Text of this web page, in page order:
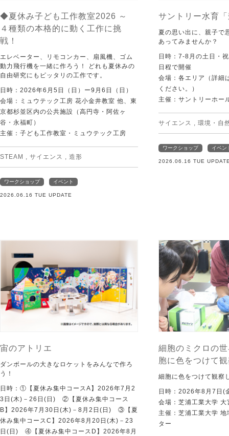
◆夏休み子ども工作教室2026 ～
４種類の本格的に動く工作に挑
戦！
エレベーター、リモコンカー、扇風機、ゴム
動力飛行機を一緒に作ろう！ どれも夏休みの
自由研究にもピッタリの工作です。
日時：2026年6月5日（日）ー9月6日（日）
会場：ミュウテック工房 花小金井教室 他、東
京都杉並区内の公共施設（高円寺・阿佐ヶ
谷・永福町）
主催：子ども工作教室・ミュウテック工房
STEAM , サイエンス , 造形
ワークショップ イベント
2026.06.16 TUE UPDATE
サントリー水育
夏の思い出に、親子で
あってみませんか？
日時：7-8月の土日・
日程で開催
会場：各エリア（詳細
ください。）
主催：サントリーホー
サイエンス , 環境・自
ワークショップ イベン
2026.06.16 TUE
宙のアトリエ
ダンボールの大きなロケットをみんなで作ろ
う！
日時：①【夏休み集中コースA】2026年7月2
3日(木)－26日(日) ②【夏休み集中コース
B】2026年7月30日(木)－8月2日(日) ③【夏
休み集中コースC】2026年8月20日(木)－23
日(日) ④【夏休み集中コースD】2026年8月
細胞のミクロの
胞に色をつけて
細胞に色をつけて観察
日時：2026年8月7日(
会場：芝浦工業大学 大
主催：芝浦工業大学
ター